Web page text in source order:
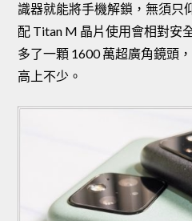
識器就能將手機解鎖，無須只
配 Titan M 晶片使用會相對安
多了一顆 1600 萬超廣角鏡頭
高上不少。